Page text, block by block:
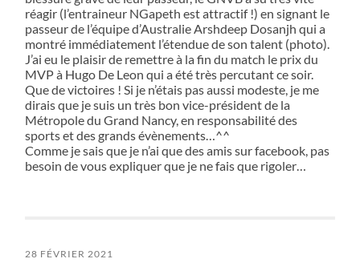
réagir (l’entraineur NGapeth est attractif !) en signant le
passeur de l’équipe d’Australie Arshdeep Dosanjh qui a
montré immédiatement l’étendue de son talent (photo).
J’ai eu le plaisir de remettre à la fin du match le prix du
MVP à Hugo De Leon qui a été très percutant ce soir.
Que de victoires ! Si je n’étais pas aussi modeste, je me
dirais que je suis un très bon vice-président de la
Métropole du Grand Nancy, en responsabilité des
sports et des grands évènements…^^
Comme je sais que je n’ai que des amis sur facebook, pas
besoin de vous expliquer que je ne fais que rigoler…
28 FÉVRIER 2021